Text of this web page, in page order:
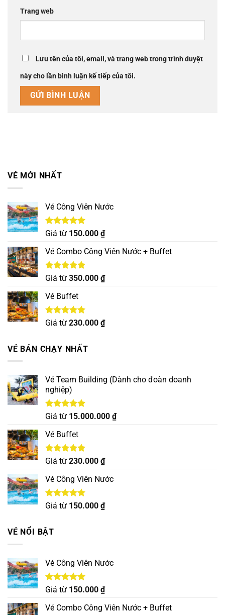
Trang web
Lưu tên của tôi, email, và trang web trong trình duyệt
này cho lần bình luận kế tiếp của tôi.
VÉ MỚI NHẤT
Vé Công Viên Nước
Được xếp
5 sao
Giá từ 150.000 ₫
Vé Combo Công Viên Nước + Buffet
Được xếp
5 sao
Giá từ 350.000 ₫
Vé Buffet
Được xếp
Giá từ 230.000 ₫
VÉ BÁN CHẠY NHẤT
Vé Team Building (Dành cho đoàn doanh
nghiệp)
Được xếp
5 sao
Giá từ 15.000.000 ₫
Vé Buffet
Được xếp
5 sao
Giá từ 230.000 ₫
Vé Công Viên Nước
Được xếp
Giá từ 150.000 ₫
VÉ NỔI BẬT
Vé Công Viên Nước
Được xếp
5 sao
Giá từ 150.000 ₫
Vé Combo Công Viên Nước + Buffet